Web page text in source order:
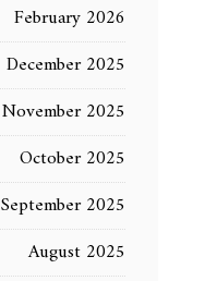
February 2026
December 2025
November 2025
October 2025
September 2025
August 2025